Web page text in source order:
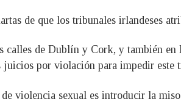
de que los tribunales irlandeses
calles de Dublín y Cork, y también
por violación para impedir este
violencia sexual es introducir la